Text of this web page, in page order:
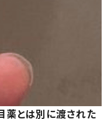
薬とは別に渡された